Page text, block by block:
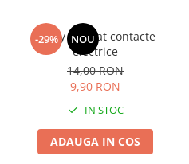
Plasa de umbrire
Plase plante
Pompa de apa curata/murdara
-29% NOU
Spray curatat contacte
electrice
14,00 RON
9,90 RON
IN STOC
ADAUGA IN COS